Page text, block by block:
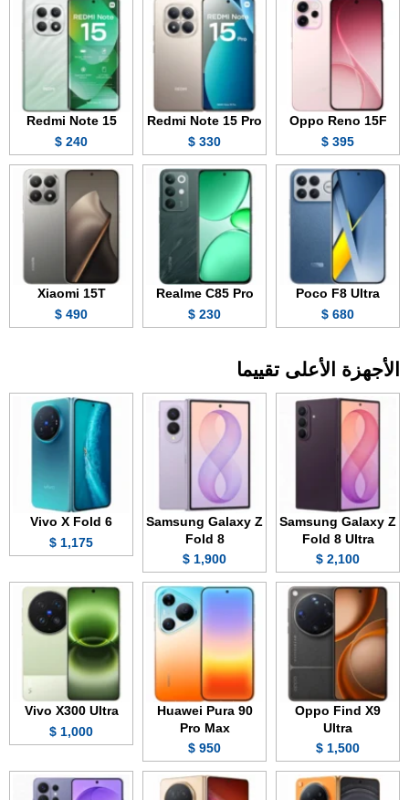
Oppo Reno 15F
395 $
Redmi Note 15 Pro
330 $
Redmi Note 15
240 $
Poco F8 Ultra
680 $
Realme C85 Pro
230 $
Xiaomi 15T
490 $
الأجهزة الأعلى تقييما
Samsung Galaxy Z
Fold 8 Ultra
2,100 $
Samsung Galaxy Z
Fold 8
1,900 $
Vivo X Fold 6
1,175 $
Oppo Find X9
Ultra
1,500 $
Huawei Pura 90
Pro Max
950 $
Vivo X300 Ultra
1,000 $